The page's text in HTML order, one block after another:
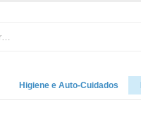
Higiene e Auto-Cuidados